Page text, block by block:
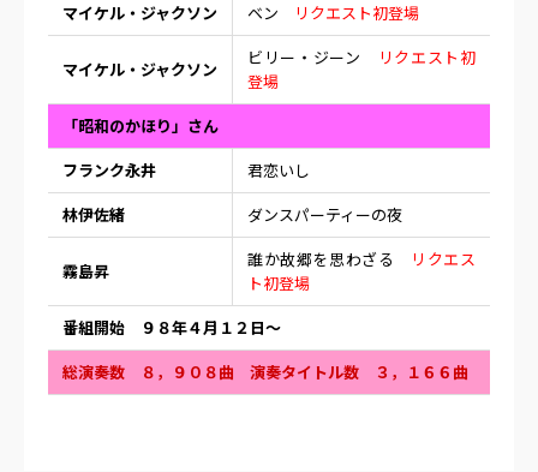
マイケル・ジャクソン
ベン リクエスト初登場
マイケル・ジャクソン
ビリー・ジーン
リクエスト初
登場
「昭和のかほり」さん
フランク永井
君恋いし
林伊佐緒
ダンスパーティーの夜
霧島昇
誰か故郷を思わざる リクエス
ト初登場
番組開始 ９８年４月１２日〜
総演奏数 ８，９０８曲 演奏タイトル数 ３，１６６曲